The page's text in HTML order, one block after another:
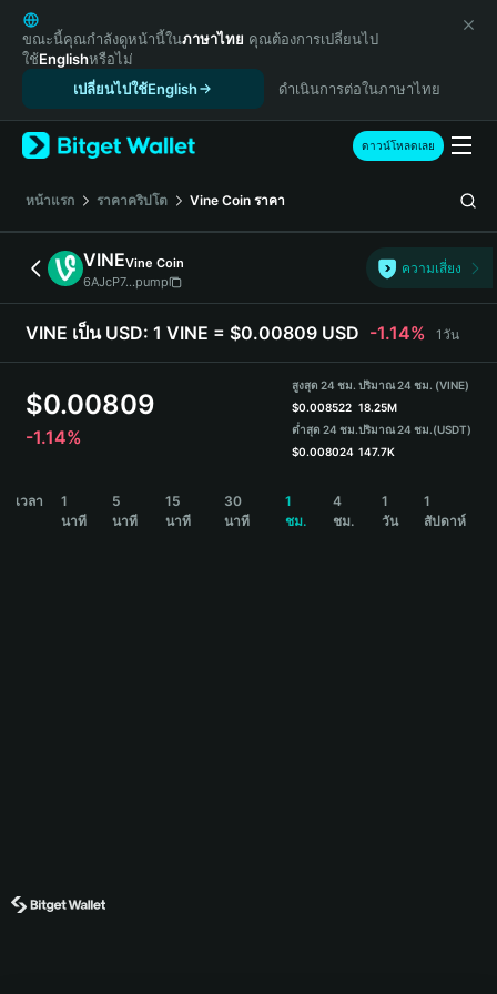
English
日本語
Tiếng Việt
Español (Latinoamérica)
Türkçe
Français
Deutsch
简体中文
繁體中文
Português (Portugal)
Bahasa Indonesia
ภาษาไทย
Español
Español (Argentina)
ขณะนี้คุณกำลังดูหน้านี้ในภาษาไทย คุณต้องการเปลี่ยนไป
ใช้Englishหรือไม่
เปลี่ยนไปใช้English
ดำเนินการต่อในภาษาไทย
ดาวน์โหลดเลย
หน้าแรก ราคาคริปโต Vine Coin ราคา
VINEVine Coin
6AJcP7...pump
ความเสี่ยง
VINE เป็น USD: 1 VINE = $0.00809 USD -1.14% 1วัน
$0.00809
-1.14%
สูงสุด 24 ชม.
$0.008522
ต่ำสุด 24 ชม.
$0.008024
ปริมาณ 24 ชม. (VINE)
18.25M
ปริมาณ 24 ชม.(USDT)
147.7K
เวลา
1
นาที
5
นาที
15
นาที
30
นาที
1
ชม.
4
ชม.
1
วัน
1
สัปดาห์